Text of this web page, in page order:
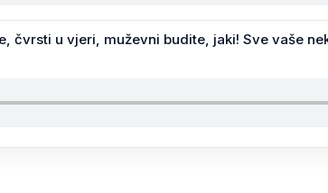
čvrsti u vjeri, muževni budite, jaki! Sve vaše